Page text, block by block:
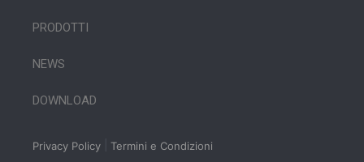
PRODOTTI
NEWS
DOWNLOAD
Privacy Policy Termini e Condizioni